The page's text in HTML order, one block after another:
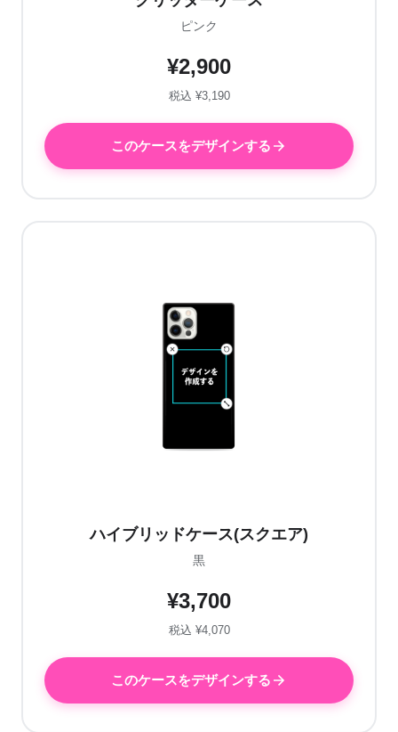
ピンク
¥2,900
税込 ¥3,190
このケースをデザインする
ハイブリッドケース(スクエア)
黒
¥3,700
税込 ¥4,070
このケースをデザインする